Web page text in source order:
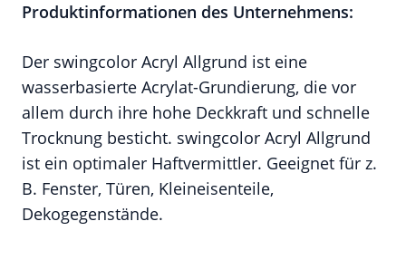
Produktinformationen des Unternehmens:
Der swingcolor Acryl Allgrund ist eine
wasserbasierte Acrylat-Grundierung, die vor
allem durch ihre hohe Deckkraft und schnelle
Trocknung besticht. swingcolor Acryl Allgrund
ist ein optimaler Haftvermittler. Geeignet für z.
B. Fenster, Türen, Kleineisenteile,
Dekogegenstände.